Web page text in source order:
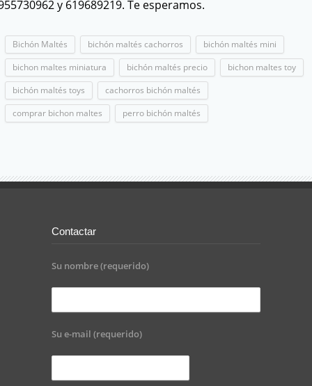
y 619689219. Te esperamos.
Bichón Maltés bichón maltés cachorros
bichón maltés mini
bichon maltes miniatura
bichón maltés precio
bichon maltes toy
bichón maltés toys
cachorros bichón maltés
comprar bichon maltes
perro bichón maltés
Contactar
Su nombre (requerido)
Su e-mail (requerido)